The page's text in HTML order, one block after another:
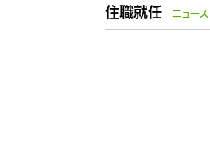
住職就任
ニュース